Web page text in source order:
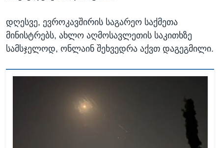
დღესვე, ევროკავშირის საგარეო საქმეთა
მინისტრებს, ახლო აღმოსავლეთის საკითხზე
სამსჯელოდ, ონლაინ შეხვედრა აქვთ დაგეგმილი.